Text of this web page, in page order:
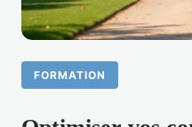
FORMATION